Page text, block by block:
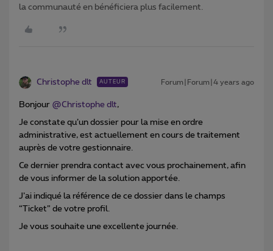
la communauté en bénéficiera plus facilement.
Christophe dlt AUTEUR Forum|Forum|4 years ago
Bonjour @Christophe dlt,
Je constate qu’un dossier pour la mise en ordre
administrative, est actuellement en cours de traitement
auprès de votre gestionnaire.
Ce dernier prendra contact avec vous prochainement, afin
de vous informer de la solution apportée.
J’ai indiqué la référence de ce dossier dans le champs
“Ticket” de votre profil.
Je vous souhaite une excellente journée.